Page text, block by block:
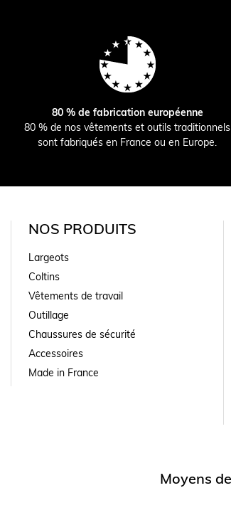
80 % de fabrication européenne
80 % de nos vêtements et outils traditionnels
sont fabriqués en France ou en Europe.
NOS PRODUITS
Largeots
Coltins
Vêtements de travail
Outillage
Chaussures de sécurité
Accessoires
Made in France
Moyens